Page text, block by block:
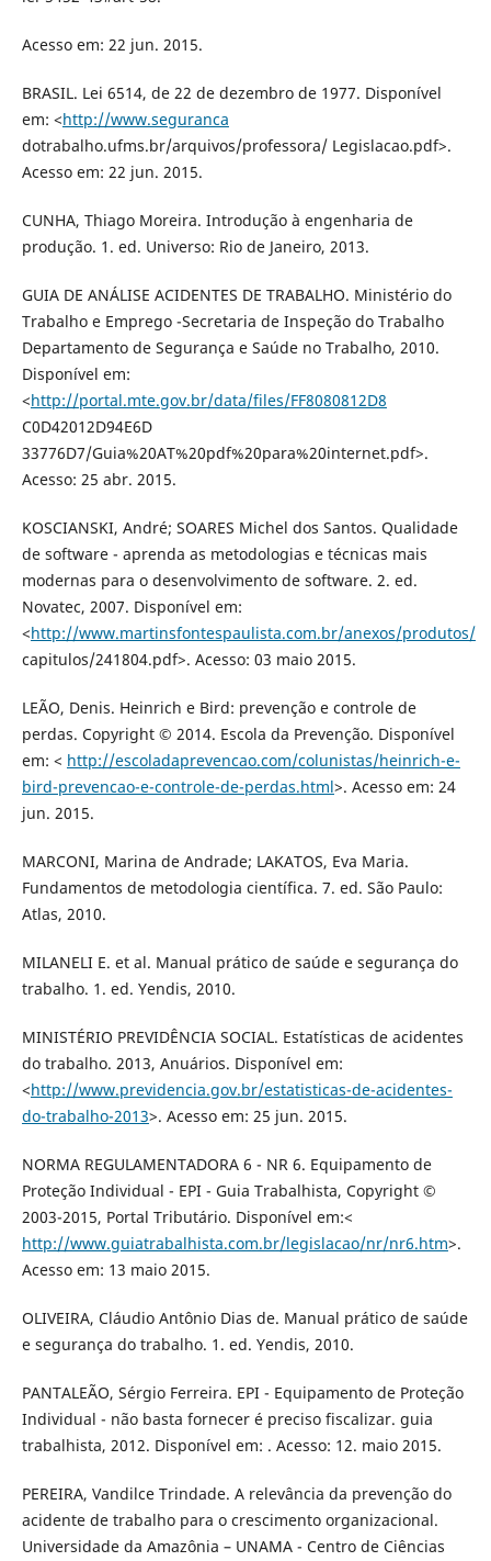
Acesso em: 22 jun. 2015.
BRASIL. Lei 6514, de 22 de dezembro de 1977. Disponível
em: <http://www.seguranca
dotrabalho.ufms.br/arquivos/professora/ Legislacao.pdf>.
Acesso em: 22 jun. 2015.
CUNHA, Thiago Moreira. Introdução à engenharia de
produção. 1. ed. Universo: Rio de Janeiro, 2013.
GUIA DE ANÁLISE ACIDENTES DE TRABALHO. Ministério do
Trabalho e Emprego -Secretaria de Inspeção do Trabalho
Departamento de Segurança e Saúde no Trabalho, 2010.
Disponível em:
<http://portal.mte.gov.br/data/files/FF8080812D8
C0D42012D94E6D
33776D7/Guia%20AT%20pdf%20para%20internet.pdf>.
Acesso: 25 abr. 2015.
KOSCIANSKI, André; SOARES Michel dos Santos. Qualidade
de software - aprenda as metodologias e técnicas mais
modernas para o desenvolvimento de software. 2. ed.
Novatec, 2007. Disponível em:
<http://www.martinsfontespaulista.com.br/anexos/produtos/
capitulos/241804.pdf>. Acesso: 03 maio 2015.
LEÃO, Denis. Heinrich e Bird: prevenção e controle de
perdas. Copyright © 2014. Escola da Prevenção. Disponível
em: < http://escoladaprevencao.com/colunistas/heinrich-e-
bird-prevencao-e-controle-de-perdas.html>. Acesso em: 24
jun. 2015.
MARCONI, Marina de Andrade; LAKATOS, Eva Maria.
Fundamentos de metodologia científica. 7. ed. São Paulo:
Atlas, 2010.
MILANELI E. et al. Manual prático de saúde e segurança do
trabalho. 1. ed. Yendis, 2010.
MINISTÉRIO PREVIDÊNCIA SOCIAL. Estatísticas de acidentes
do trabalho. 2013, Anuários. Disponível em:
<http://www.previdencia.gov.br/estatisticas-de-acidentes-
do-trabalho-2013>. Acesso em: 25 jun. 2015.
NORMA REGULAMENTADORA 6 - NR 6. Equipamento de
Proteção Individual - EPI - Guia Trabalhista, Copyright ©
2003-2015, Portal Tributário. Disponível em:<
http://www.guiatrabalhista.com.br/legislacao/nr/nr6.htm>.
Acesso em: 13 maio 2015.
OLIVEIRA, Cláudio Antônio Dias de. Manual prático de saúde
e segurança do trabalho. 1. ed. Yendis, 2010.
PANTALEÃO, Sérgio Ferreira. EPI - Equipamento de Proteção
Individual - não basta fornecer é preciso fiscalizar. guia
trabalhista, 2012. Disponível em: . Acesso: 12. maio 2015.
PEREIRA, Vandilce Trindade. A relevância da prevenção do
acidente de trabalho para o crescimento organizacional.
Universidade da Amazônia – UNAMA - Centro de Ciências